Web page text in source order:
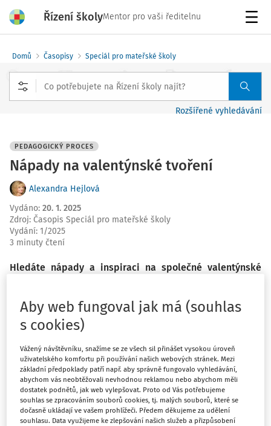
Řízení školyMentor pro vaši ředitelnu
Domů Časopisy Speciál pro mateřské školy
Rozšířené vyhledávání
PEDAGOGICKÝ PROCES
Nápady na valentýnské tvoření
Alexandra Hejlová
Vydáno: 20. 1. 2025
Zdroj: Časopis Speciál pro mateřské školy
Vydání: 1/2025
3 minuty čtení
Hledáte nápady a inspiraci na společné valentýnské
svátku je srdce. Proto jsem dnes zvolila pár tipů s
motivem srdce, a to jak pro menší děti, tak i pro
valentýnku pro kamarády a rodiče nebo také
valentýnský dáreček v podobě keramického šperku.
Výroba těchto valentýnských dekorací a dárečků je
skutečně velmi jednoduchá a zvládnou je i ty úplně
nejmenší děti.
Aby web fungoval jak má (souhlas
s cookies)
Vážený návštěvníku, snažíme se ze všech sil přinášet vysokou úroveň
uživatelského komfortu při používání našich webových stránek. Mezi
základní předpoklady patří např. aby správně fungovalo vyhledávání,
abychom vás neobtěžovali nevhodnou reklamou nebo abychom měli
dostatek podnětů, jak web vylepšovat. Proto od Vás potřebujeme
souhlas se zpracováním souborů cookies, tj. malých souborů, které se
dočasně ukládají ve vašem prohlížeči. Předem děkujeme za udělení
souhlasu. Data využijeme ke zlepšování našich služeb a přizpůsobení